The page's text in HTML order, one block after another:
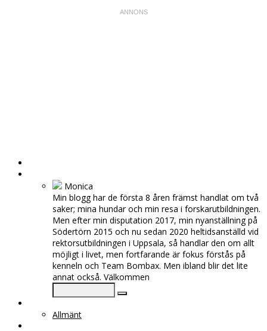
Monica
Min blogg har de första 8 åren främst handlat om två
saker; mina hundar och min resa i forskarutbildningen.
Men efter min disputation 2017, min nyanställning på
Södertörn 2015 och nu sedan 2020 heltidsanställd vid
rektorsutbildningen i Uppsala, så handlar den om allt
möjligt i livet, men fortfarande är fokus förstås på
kenneln och Team Bombax. Men ibland blir det lite
annat också. Välkommen
Allmänt